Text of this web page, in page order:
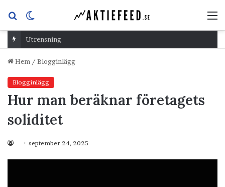
Sök
efterskin
Utrensning
Hem / Blogginlägg
Blogginlägg
Hur man beräknar företagets
soliditet
september 24, 2025